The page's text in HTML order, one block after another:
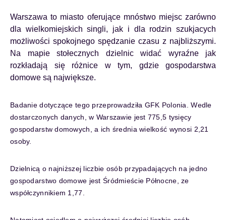
Warszawa to miasto oferujące mnóstwo miejsc zarówno
dla wielkomiejskich singli, jak i dla rodzin szukjacych
możliwości spokojnego spędzanie czasu z najbliższymi.
Na mapie stołecznych dzielnic widać wyraźne jak
rozkładają się różnice w tym, gdzie gospodarstwa
domowe są największe.
Badanie dotyczące tego przeprowadziła GFK Polonia. Wedle
dostarczonych danych, w Warszawie jest 775,5 tysięcy
gospodarstw domowych, a ich średnia wielkość wynosi 2,21
osoby.
Dzielnicą o najniższej liczbie osób przypadających na jedno
gospodarstwo domowe jest Śródmieście Północne, ze
współczynnikiem 1,77.